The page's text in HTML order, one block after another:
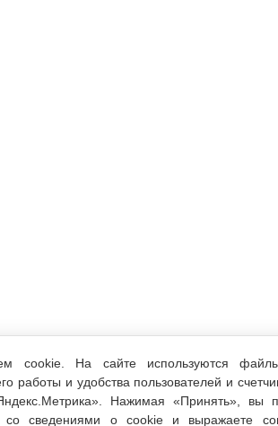
cookie. На сайте используются
работы и удобства пользователей и
Нажимая «Принять», вы
со сведениями о cookie и выражаете